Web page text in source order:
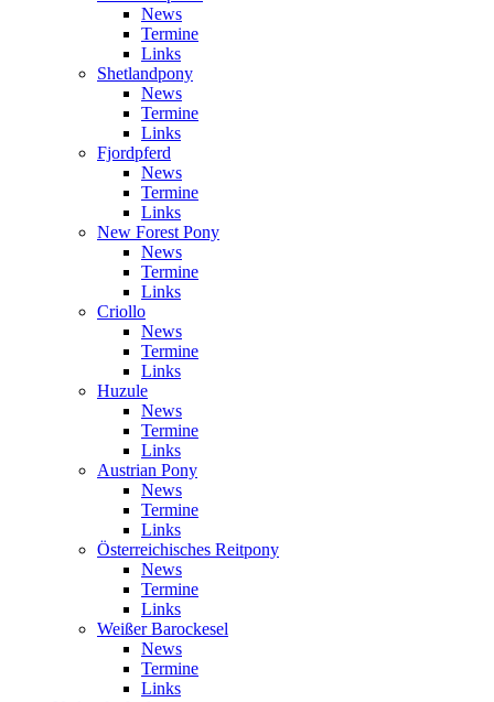
News
Termine
Links
Shetlandpony
News
Termine
Links
Fjordpferd
News
Termine
Links
New Forest Pony
News
Termine
Links
Criollo
News
Termine
Links
Huzule
News
Termine
Links
Austrian Pony
News
Termine
Links
Österreichisches Reitpony
News
Termine
Links
Weißer Barockesel
News
Termine
Links